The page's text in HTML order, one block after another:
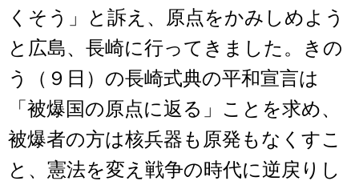
くそう」と訴え、原点をかみしめよう
と広島、長崎に行ってきました。きの
う（９日）の長崎式典の平和宣言は
「被爆国の原点に返る」ことを求め、
被爆者の方は核兵器も原発もなくすこ
と、憲法を変え戦争の時代に逆戻りし